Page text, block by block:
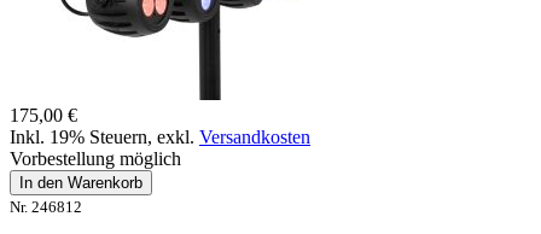
175,00 €
Inkl. 19% Steuern, exkl. Versandkosten
Vorbestellung möglich
In den Warenkorb
Nr. 246812